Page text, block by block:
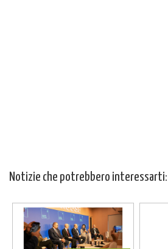
Notizie che potrebbero interessarti: